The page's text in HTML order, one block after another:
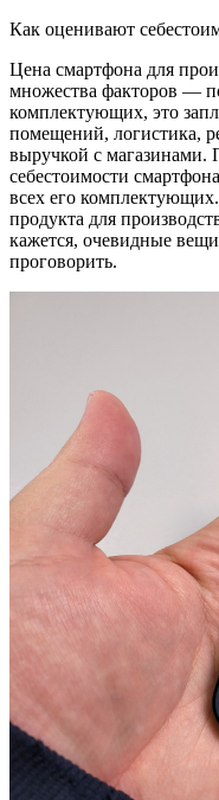
Как оценивают
Цена смартфона для
множества факторов —
комплектующих, это
помещений, логистика,
выручкой с магазинами.
себестоимости
всех его
продукта для
кажется, очевидные
проговорить.